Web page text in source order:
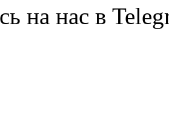
на нас в